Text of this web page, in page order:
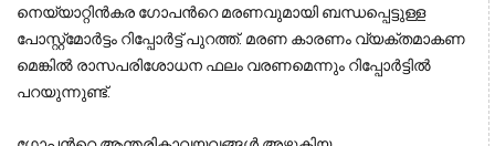
നെയ്യാറ്റിൻകര ഗോപന്‍റെ മരണവുമായി ബന്ധപ്പെട്ടുള്ള‍
പോസ്റ്റ്‍മോര്‍ട്ടം റിപ്പോര്‍ട്ട് പുറത്ത്. മരണ കാരണം വ്യക്തമാകണ
മെങ്കിൽ രാസപരിശോധന ഫലം വരണമെന്നും റിപ്പോര്‍ട്ടിൽ
പറയുന്നുണ്ട്.